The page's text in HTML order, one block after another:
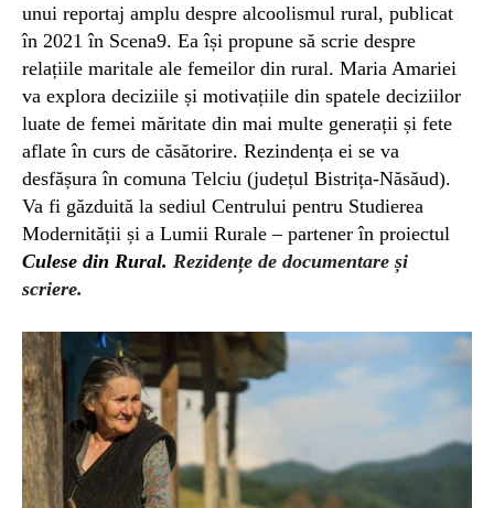
unui reportaj amplu despre alcoolismul rural, publicat
în 2021 în Scena9. Ea își propune să scrie despre
relațiile maritale ale femeilor din rural. Maria Amariei
va explora deciziile și motivațiile din spatele deciziilor
luate de femei măritate din mai multe generații și fete
aflate în curs de căsătorire. Rezindența ei se va
desfășura în comuna Telciu (județul Bistrița-Năsăud).
Va fi găzduită la sediul Centrului pentru Studierea
Modernității și a Lumii Rurale – partener în proiectul
Culese din Rural. Rezidențe de documentare și
scriere.